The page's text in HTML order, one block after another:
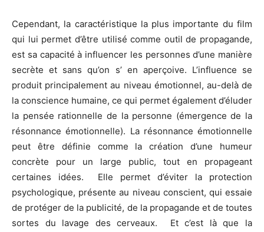
Cependant, la caractéristique la plus importante du film
qui lui permet d’être utilisé comme outil de propagande,
est sa capacité à influencer les personnes d’une manière
secrète et sans qu’on s’ en aperçoive. L’influence se
produit principalement au niveau émotionnel, au-delà de
la conscience humaine, ce qui permet également d’éluder
la pensée rationnelle de la personne (émergence de la
résonnance émotionnelle). La résonnance émotionnelle
peut être définie comme la création d’une humeur
concrète pour un large public, tout en propageant
certaines idées. Elle permet d’éviter la protection
psychologique, présente au niveau conscient, qui essaie
de protéger de la publicité, de la propagande et de toutes
sortes du lavage des cerveaux. Et c’est là que la